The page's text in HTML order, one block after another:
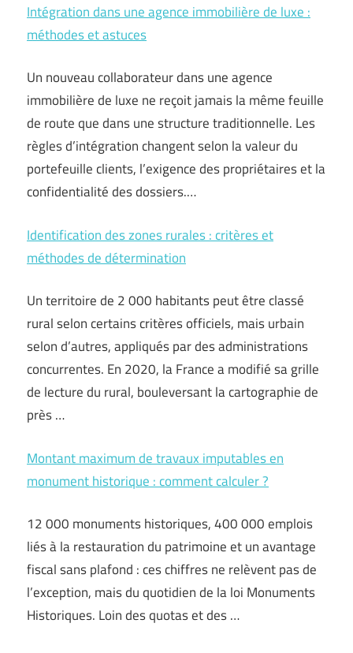
Intégration dans une agence immobilière de luxe :
méthodes et astuces
Un nouveau collaborateur dans une agence
immobilière de luxe ne reçoit jamais la même feuille
de route que dans une structure traditionnelle. Les
règles d’intégration changent selon la valeur du
portefeuille clients, l’exigence des propriétaires et la
confidentialité des dossiers.…
Identification des zones rurales : critères et
méthodes de détermination
Un territoire de 2 000 habitants peut être classé
rural selon certains critères officiels, mais urbain
selon d’autres, appliqués par des administrations
concurrentes. En 2020, la France a modifié sa grille
de lecture du rural, bouleversant la cartographie de
près …
Montant maximum de travaux imputables en
monument historique : comment calculer ?
12 000 monuments historiques, 400 000 emplois
liés à la restauration du patrimoine et un avantage
fiscal sans plafond : ces chiffres ne relèvent pas de
l’exception, mais du quotidien de la loi Monuments
Historiques. Loin des quotas et des …